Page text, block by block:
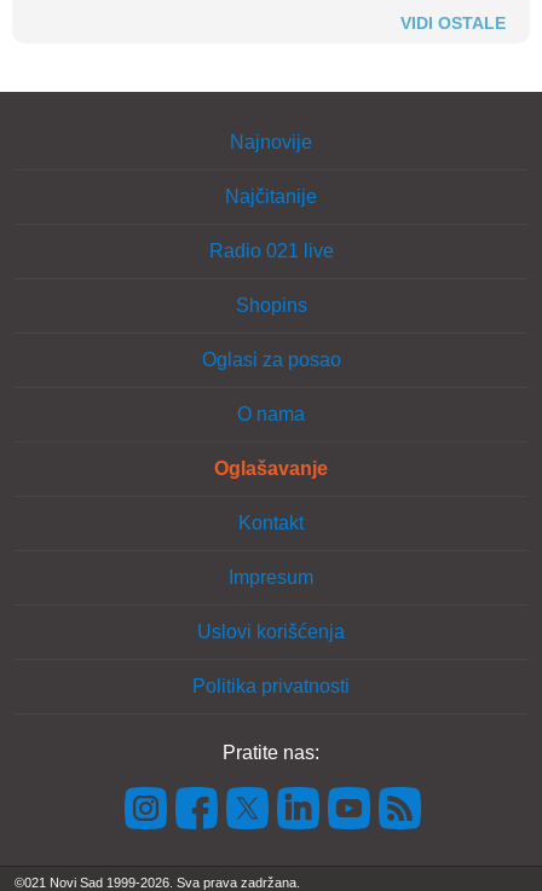
VIDI OSTALE
Najnovije
Najčitanije
Radio 021 live
Shopins
Oglasi za posao
O nama
Oglašavanje
Kontakt
Impresum
Uslovi korišćenja
Politika privatnosti
Pratite nas:
©021 Novi Sad 1999-2026. Sva prava zadržana.